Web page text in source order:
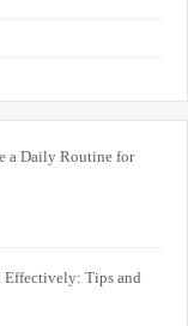
a Daily Routine for
Tips and